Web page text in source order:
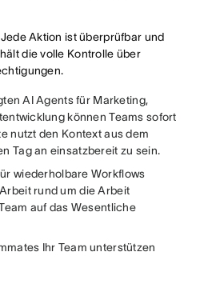
Jede Aktion ist überprüfbar und
die volle Kontrolle über
AI Agents für Marketing,
können Teams sofort
nutzt den Kontext aus dem
Tag an einsatzbereit zu sein.
wiederholbare Workflows
rund um die Arbeit
auf das Wesentliche
Ihr Team unterstützen